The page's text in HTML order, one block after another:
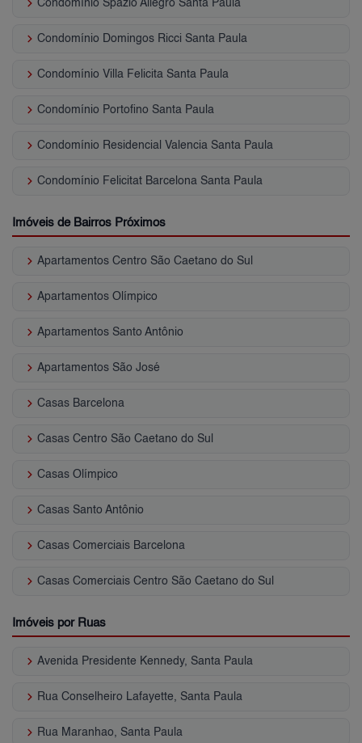
Condomínio Spazio Allegro Santa Paula
keyboard_arrow_right Condomínio Domingos Ricci Santa Paula
keyboard_arrow_right Condomínio Villa Felicita Santa Paula
keyboard_arrow_right Condomínio Portofino Santa Paula
keyboard_arrow_right Condomínio Residencial Valencia Santa Paula
keyboard_arrow_right Condomínio Felicitat Barcelona Santa Paula
Imóveis de Bairros Próximos
keyboard_arrow_right Apartamentos Centro São Caetano do Sul
keyboard_arrow_right Apartamentos Olímpico
keyboard_arrow_right Apartamentos Santo Antônio
keyboard_arrow_right Apartamentos São José
keyboard_arrow_right Casas Barcelona
keyboard_arrow_right Casas Centro São Caetano do Sul
keyboard_arrow_right Casas Olímpico
keyboard_arrow_right Casas Santo Antônio
keyboard_arrow_right Casas Comerciais Barcelona
keyboard_arrow_right Casas Comerciais Centro São Caetano do Sul
Imóveis por Ruas
keyboard_arrow_right Avenida Presidente Kennedy, Santa Paula
keyboard_arrow_right Rua Conselheiro Lafayette, Santa Paula
keyboard_arrow_right Rua Maranhao, Santa Paula